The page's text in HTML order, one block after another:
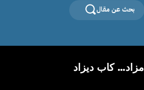
بحث عن مقال
مزاد… كاب ديزاد